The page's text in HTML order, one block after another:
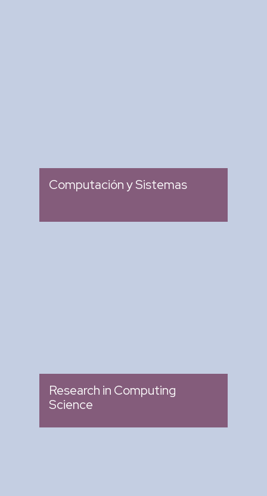
Computación y Sistemas
Research in Computing
Science